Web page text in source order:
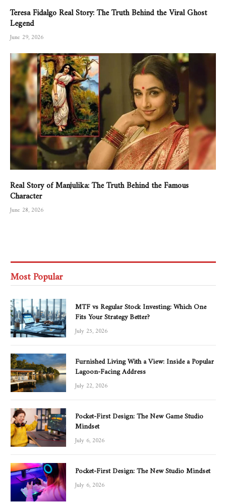
Teresa Fidalgo Real Story: The Truth Behind the Viral Ghost
Legend
June 29, 2026
Real Story of Manjulika: The Truth Behind the Famous
Character
June 28, 2026
Most Popular
MTF vs Regular Stock Investing: Which One
Fits Your Strategy Better?
July 25, 2026
Furnished Living With a View: Inside a Popular
Lagoon-Facing Address
July 22, 2026
Pocket-First Design: The New Game Studio
Mindset
July 6, 2026
Pocket-First Design: The New Studio Mindset
July 6, 2026